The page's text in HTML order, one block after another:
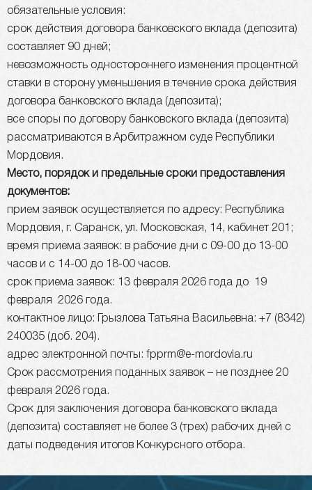
обязательные условия:
срок действия договора банковского вклада (депозита)
составляет 90 дней;
невозможность одностороннего изменения процентной
ставки в сторону уменьшения в течение срока действия
договора банковского вклада (депозита);
все споры по договору банковского вклада (депозита)
рассматриваются в Арбитражном суде Республики
Мордовия.
Место, порядок и предельные сроки предоставления
документов:
прием заявок осуществляется по адресу: Республика
Мордовия, г. Саранск, ул. Московская, 14, кабинет 201;
время приема заявок: в рабочие дни с 09-00 до 13-00
часов и с 14-00 до 18-00 часов.
срок приема заявок: 13 февраля 2026 года до 19
февраля 2026 года.
контактное лицо: Грызлова Татьяна Васильевна: +7 (8342)
240035 (доб. 204).
адрес электронной почты: fpprm@e-mordovia.ru
Срок рассмотрения поданных заявок – не позднее 20
февраля 2026 года.
Срок для заключения договора банковского вклада
(депозита) составляет не более 3 (трех) рабочих дней с
даты подведения итогов Конкурсного отбора.